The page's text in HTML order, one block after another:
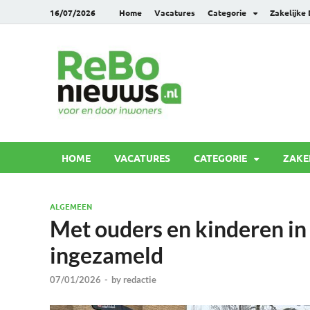
16/07/2026 Home Vacatures Categorie Zakelijke
HOME VACATURES CATEGORIE
ALGEMEEN
Met ouders en kinderen
ingezameld
07/01/2026 - by redactie